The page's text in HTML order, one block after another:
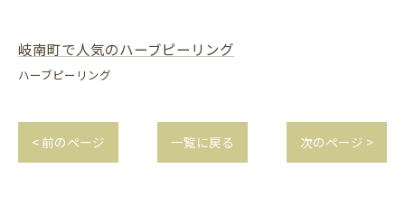
岐南町で人気のハーブピーリング
ハーブピーリング
< 前のページ 一覧に戻る 次のページ >